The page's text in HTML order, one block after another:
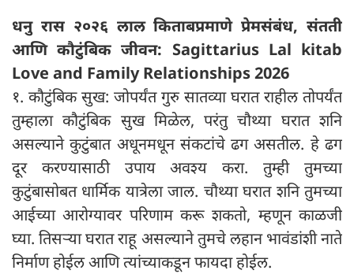
धनु रास २०२६ लाल किताबप्रमाणे प्रेमसंबंध, संतती
आणि कौटुंबिक जीवन: Sagittarius Lal kitab
Love and Family Relationships 2026
१. कौटुंबिक सुख: जोपर्यंत गुरु सातव्या घरात राहील तोपर्यंत
तुम्हाला कौटुंबिक सुख मिळेल, परंतु चौथ्या घरात शनि
असल्याने कुटुंबात अधूनमधून संकटांचे ढग असतील. हे ढग
दूर करण्यासाठी उपाय अवश्य करा. तुम्ही तुमच्या
कुटुंबासोबत धार्मिक यात्रेला जाल. चौथ्या घरात शनि तुमच्या
आईच्या आरोग्यावर परिणाम करू शकतो, म्हणून काळजी
घ्या. तिसऱ्या घरात राहू असल्याने तुमचे लहान भावंडांशी नाते
निर्माण होईल आणि त्यांच्याकडून फायदा होईल.